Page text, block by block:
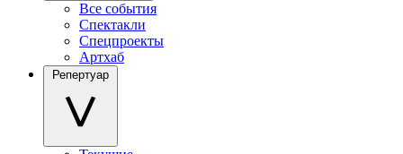
Все события
Спектакли
Спецпроекты
Артхаб
Репертуар